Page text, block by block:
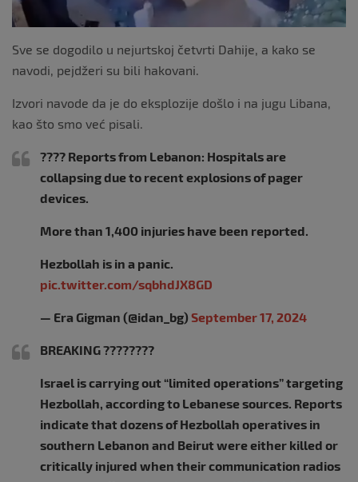
Sve se dogodilo u nejurtskoj četvrti Dahije, a kako se
navodi, pejdžeri su bili hakovani.
Izvori navode da je do eksplozije došlo i na jugu Libana,
kao što smo već pisali.
???? Reports from Lebanon: Hospitals are
collapsing due to recent explosions of pager
devices.
More than 1,400 injuries have been reported.
Hezbollah is in a panic.
pic.twitter.com/sqbhdJX8GD
— Era Gigman (@idan_bg) September 17, 2024
BREAKING ????????
Israel is carrying out “limited operations” targeting
Hezbollah, according to Lebanese sources. Reports
indicate that dozens of Hezbollah operatives in
southern Lebanon and Beirut were either killed or
critically injured when their communication radios